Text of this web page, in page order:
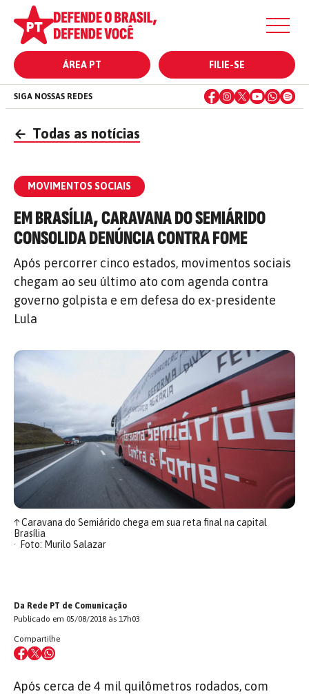
ÁREA PT FILIE-SE
SIGA NOSSAS REDES
← Todas as notícias
MOVIMENTOS SOCIAIS
EM BRASÍLIA, CARAVANA DO SEMIÁRIDO
CONSOLIDA DENÚNCIA CONTRA FOME
Após percorrer cinco estados, movimentos sociais
chegam ao seu último ato com agenda contra
governo golpista e em defesa do ex-presidente
Lula
↑Caravana do Semiárido chega em sua reta final na capital
Brasília
Foto: Murilo Salazar
Da Rede PT de Comunicação
Publicado em 05/08/2018 às 17h03
Compartilhe
Após cerca de 4 mil quilômetros rodados, com